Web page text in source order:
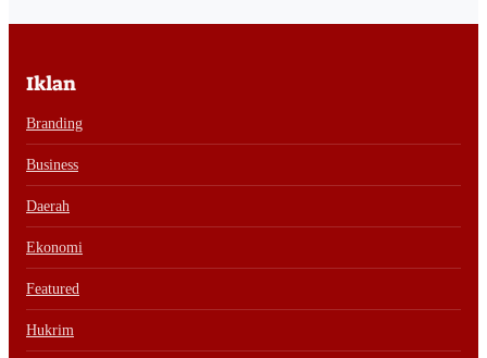
Iklan
Branding
Business
Daerah
Ekonomi
Featured
Hukrim